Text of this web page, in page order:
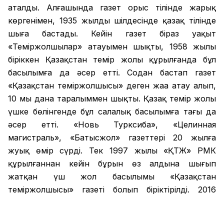
аталды. Алғашында газет орыс тілінде жарық
көргенімен, 1935 жылдың шілдесінде қазақ тілінде
шыға бастады. Кейін газет біраз уақыт
«Теміржолшылар» атауымен шықты, 1958 жылы
біріккен Қазақстан темір жолы құрылғанда бұл
басылымға да әсер етті. Содан бастап газет
«Қазақстан теміржолшысы» деген жаңа атау алып,
10 мың дана таралыммен шықты. Қазақ темір жолы
үшке бөлінгенде бұл салалық басылымға тағы да
әсер етті. «Новь Турксиба», «Целинная
магистраль», «Батысжол» газеттері 20 жылға
жуық өмір сүрді. Тек 1997 жылы «ҚТЖ» РМК
құрылғаннан кейін бұрын өз алдына шығып
жатқан үш жол басылымы «Қазақстан
теміржолшысы» газеті болып біріктірілді. 2016